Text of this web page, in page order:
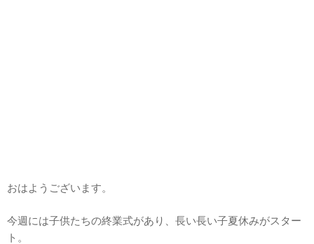
おはようございます。
今週には子供たちの終業式があり、長い長い子夏休みがスター
ト。